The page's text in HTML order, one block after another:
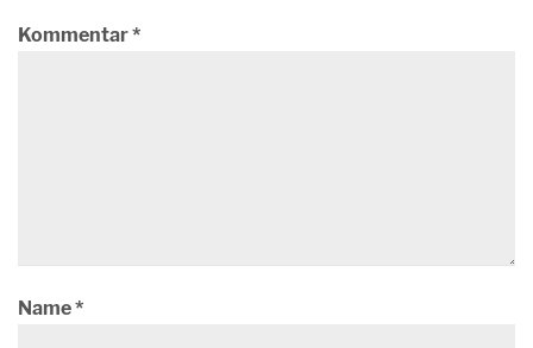
Kommentar*
Name*